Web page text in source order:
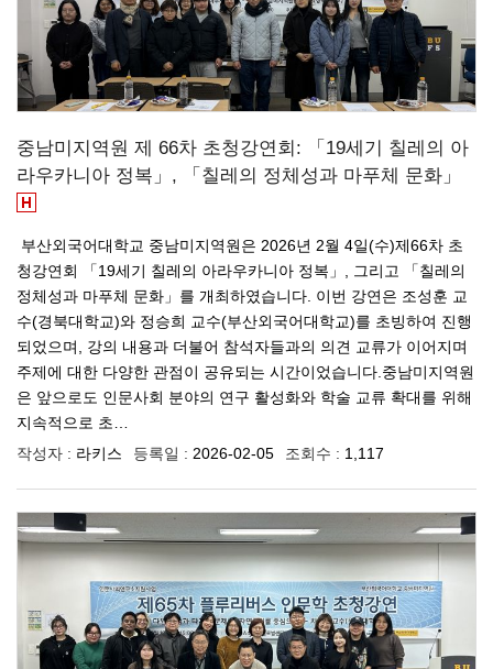
중남미지역원 제 66차 초청강연회: 「19세기 칠레의 아
라우카니아 정복」, 「칠레의 정체성과 마푸체 문화」
​ 부산외국어대학교 중남미지역원은 2026년 2월 4일(수)제66차 초
청강연회 「19세기 칠레의 아라우카니아 정복」, 그리고 「칠레의
정체성과 마푸체 문화」를 개최하였습니다. 이번 강연은 조성훈 교
수(경북대학교)와 정승희 교수(부산외국어대학교)를 초빙하여 진행
되었으며, 강의 내용과 더불어 참석자들과의 의견 교류가 이어지며
주제에 대한 다양한 관점이 공유되는 시간이었습니다.중남미지역원
은 앞으로도 인문사회 분야의 연구 활성화와 학술 교류 확대를 위해
지속적으로 초…
작성자 : 라키스 등록일 : 2026-02-05 조회수 : 1,117